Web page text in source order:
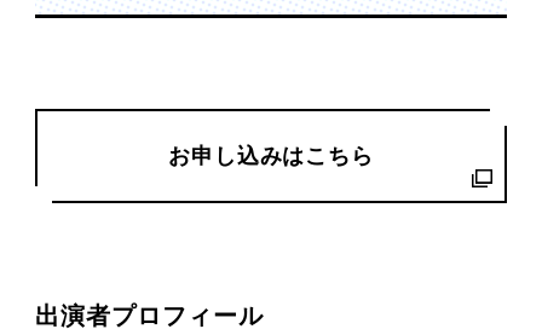
お申し込みはこちら
出演者プロフィール